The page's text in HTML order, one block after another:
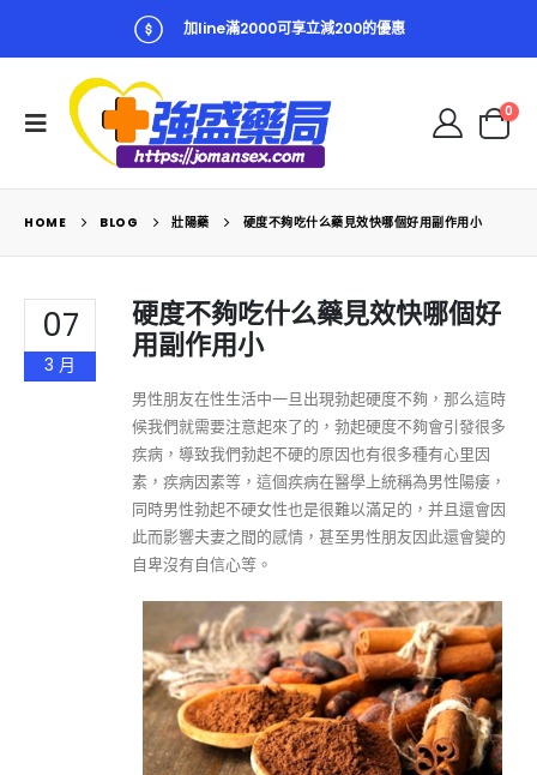
加line滿2000可享立減200的優惠
0
HOME BLOG 壯陽藥 硬度不夠吃什么藥見效快哪個好用副作用小
07
3 月
硬度不夠吃什么藥見效快哪個好
用副作用小
男性朋友在性生活中一旦出現勃起硬度不夠，那么這時
候我們就需要注意起來了的，勃起硬度不夠會引發很多
疾病，導致我們勃起不硬的原因也有很多種有心里因
素，疾病因素等，這個疾病在醫學上統稱為男性陽痿，
同時男性勃起不硬女性也是很難以滿足的，并且還會因
此而影響夫妻之間的感情，甚至男性朋友因此還會變的
自卑沒有自信心等。